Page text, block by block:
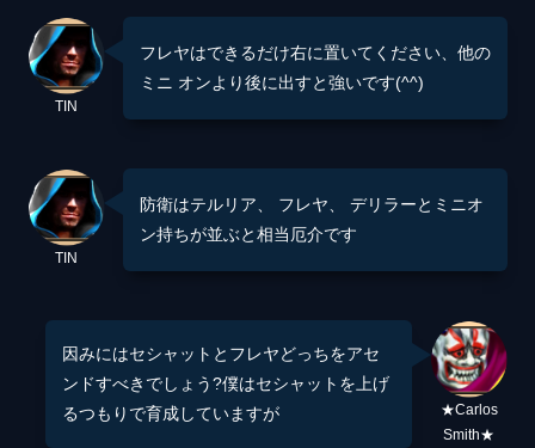
TIN
フレヤはできるだけ右に置いてください、他の
ミニ オンより後に出すと強いです(^^)
TIN
防衛はテルリア、 フレヤ、 デリラーとミニオ
ン持ちが並ぶと相当厄介です
★Carlos
Smith★
因みにはセシャットとフレヤどっちをアセ
ンドすべきでしょう?僕はセシャットを上げ
るつもりで育成していますが